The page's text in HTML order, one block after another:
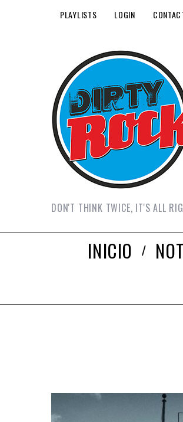
PLAYLISTS LOGIN
DON'T THINK TWICE, IT'S ALL
INICIO